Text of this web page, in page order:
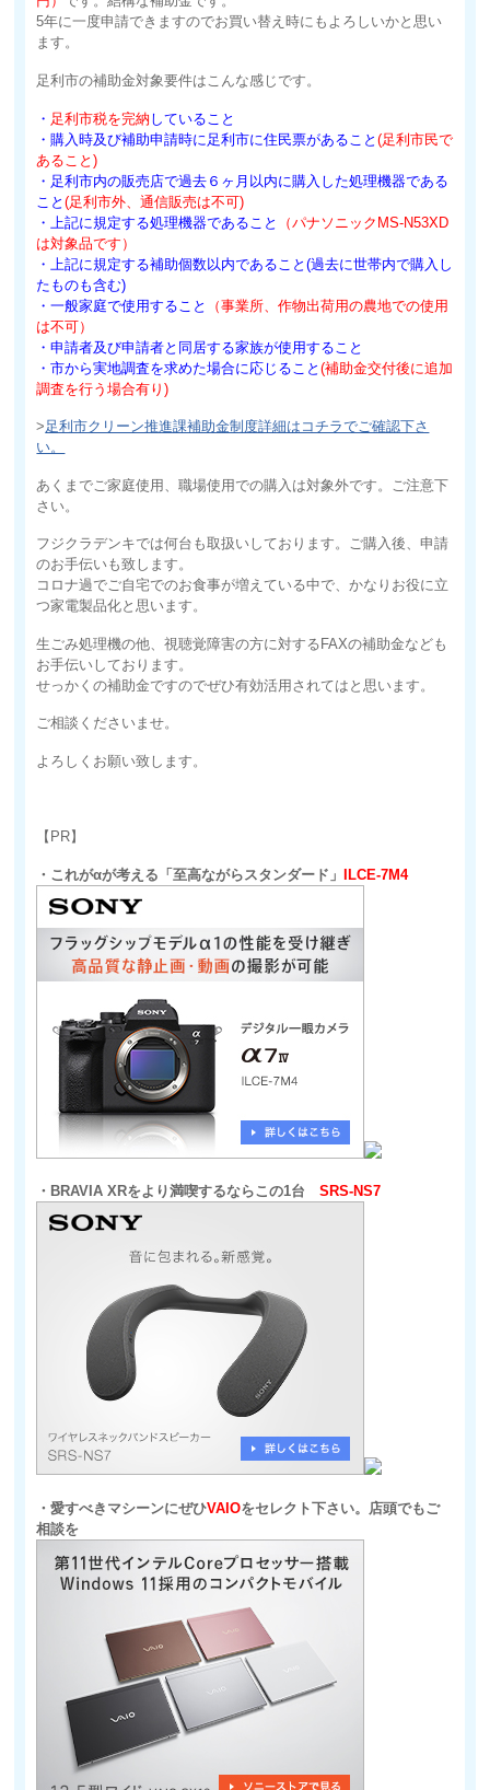
5年に一度申請できますのでお買い替え時にもよろしいかと思い
ます。
足利市の補助金対象要件はこんな感じです。
・ 足利市税を完納 していること
・購入時及び補助申請時に足利市に住民票があること(足利市民で
あること)
・足利市内の販売店で過去６ヶ月以内に購入した処理機器である
こと(足利市外、通信販売は不可)
・上記に規定する処理機器であること
（パナソニックMS-N53XD
は対象品です）
・上記に規定する補助個数以内であること(過去に世帯内で購入し
たものも含む)
・一般家庭で使用すること
（事業所、作物出荷用の農地での使用
は不可）
・申請者及び申請者と同居する家族が使用すること
・市から実地調査を求めた場合に応じること(補助金交付後に追加
調査を行う場合有り)
>足利市クリーン推進課補助金制度詳細はコチラでご確認下さ
い。
あくまでご家庭使用、職場使用での購入は対象外です。ご注意下
さい。
フジクラデンキでは何台も取扱いしております。ご購入後、申請
のお手伝いも致します。
コロナ過でご自宅でのお食事が増えている中で、かなりお役に立
つ家電製品化と思います。
生ごみ処理機の他、視聴覚障害の方に対するFAXの補助金なども
お手伝いしております。
せっかくの補助金ですのでぜひ有効活用されてはと思います。
ご相談くださいませ。
よろしくお願い致します。
【PR】
・これがαが考える「至高ながらスタンダード」ILCE-7M4
・BRAVIA XRをより満喫するならこの1台SRS-NS7
・愛すべきマシーンにぜひVAIOをセレクト下さい。店頭でもご
相談を